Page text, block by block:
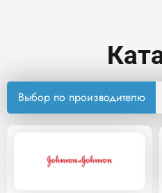
Выбор по производителю